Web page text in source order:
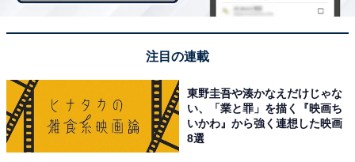
【今日チェックしたい】Ankerの人気商品5選
Anker「Nano II 65W」注目の連載
東野圭吾や湊かなえだけじゃな
い、「業と罪」を描く『映画ち
いかわ』から強く連想した映画
8選